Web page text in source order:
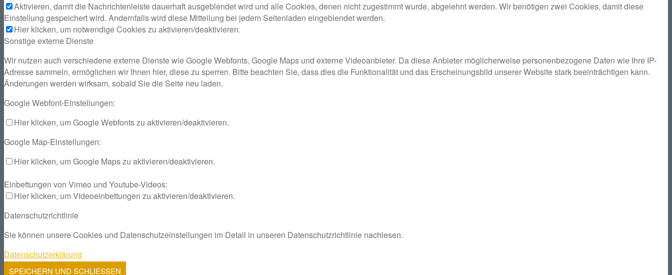
Aktivieren, damit die Nachrichtenleiste dauerhaft ausgeblendet wird und alle Cookies, denen nicht zugestimmt wurde, abgelehnt werden. Wir benötigen zwei Cookies, damit diese
Einstellung gespeichert wird. Andernfalls wird diese Mitteilung bei jedem Seitenladen eingeblendet werden.
Hier klicken, um notwendige Cookies zu aktivieren/deaktivieren.
Sonstige externe Dienste
Wir nutzen auch verschiedene externe Dienste wie Google Webfonts, Google Maps und externe Videoanbieter. Da diese Anbieter möglicherweise personenbezogene Daten wie Ihre IP-
Adresse sammeln, ermöglichen wir Ihnen hier, diese zu sperren. Bitte beachten Sie, dass dies die Funktionalität und das Erscheinungsbild unserer Website stark beeinträchtigen kann.
Änderungen werden wirksam, sobald Sie die Seite neu laden.
Google Webfont-Einstellungen:
Hier klicken, um Google Webfonts zu aktivieren/deaktivieren.
Google Map-Einstellungen:
Hier klicken, um Google Maps zu aktivieren/deaktivieren.
Einbettungen von Vimeo und Youtube-Videos:
Hier klicken, um Videoeinbettungen zu aktivieren/deaktivieren.
Datenschutzrichtlinie
Sie können unsere Cookies und Datenschutzeinstellungen im Detail in unseren Datenschutzrichtlinie nachlesen.
Datenschutzerklärung
SPEICHERN UND SCHLIESSEN